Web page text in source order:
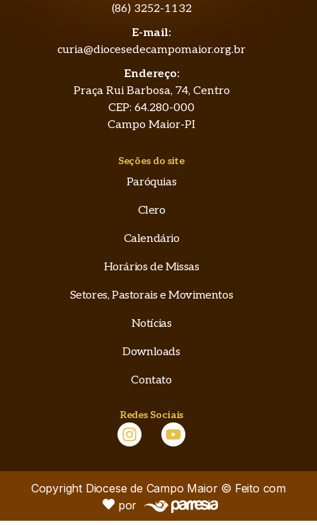
(86) 3252-1132
E-mail:
curia@diocesedecampomaior.org.br
Endereço:
Praça Rui Barbosa, 74, Centro
CEP: 64.280-000
Campo Maior-PI
Seções do site
Paróquias
Clero
Calendário
Horários de Missas
Setores, Pastorais e Movimentos
Notícias
Downloads
Contato
Redes Sociais
Copyright Diocese de Campo Maior © Feito com
por